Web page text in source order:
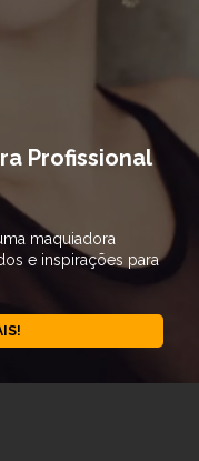
Profissional
maquiadora
e inspirações para